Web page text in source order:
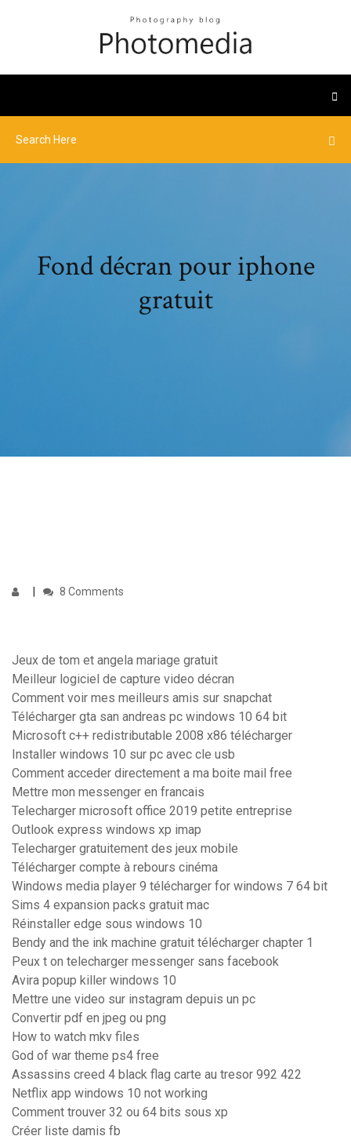
Fond décran pour iphone
gratuit
8 Comments
Jeux de tom et angela mariage gratuit
Meilleur logiciel de capture video décran
Comment voir mes meilleurs amis sur snapchat
Télécharger gta san andreas pc windows 10 64 bit
Microsoft c++ redistributable 2008 x86 télécharger
Installer windows 10 sur pc avec cle usb
Comment acceder directement a ma boite mail free
Mettre mon messenger en francais
Telecharger microsoft office 2019 petite entreprise
Outlook express windows xp imap
Telecharger gratuitement des jeux mobile
Télécharger compte à rebours cinéma
Windows media player 9 télécharger for windows 7 64 bit
Sims 4 expansion packs gratuit mac
Réinstaller edge sous windows 10
Bendy and the ink machine gratuit télécharger chapter 1
Peux t on telecharger messenger sans facebook
Avira popup killer windows 10
Mettre une video sur instagram depuis un pc
Convertir pdf en jpeg ou png
How to watch mkv files
God of war theme ps4 free
Assassins creed 4 black flag carte au tresor 992 422
Netflix app windows 10 not working
Comment trouver 32 ou 64 bits sous xp
Créer liste damis fb